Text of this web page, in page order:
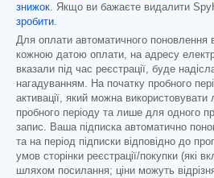
знижок. Якщо ви бажаєте видалити
зробити.
Для оплати автоматичного поновлення
кожною датою оплати, на адресу
вказали під час реєстрації, буде
нагадуванням. На початку пробного
активації, який можна
пробного періоду та лише для одного
запис. Ваша підписка автоматично
та на період підписки відповідно до
умов сторінки реєстрації/покупки (які
шляхом посилання; ціни можуть